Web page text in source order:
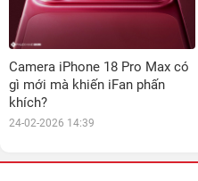
Camera iPhone 18 Pro Max có
gì mới mà khiến iFan phấn
khích?
24-02-2026 14:39